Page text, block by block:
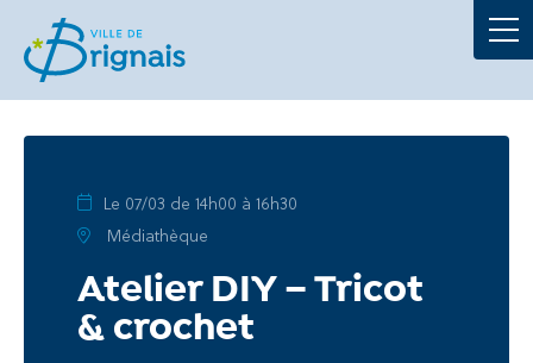
Le 07/03 de 14h00 à 16h30
Médiathèque
Atelier DIY – Tricot
& crochet
La Mairie
Au quotidien
Culture et loisirs